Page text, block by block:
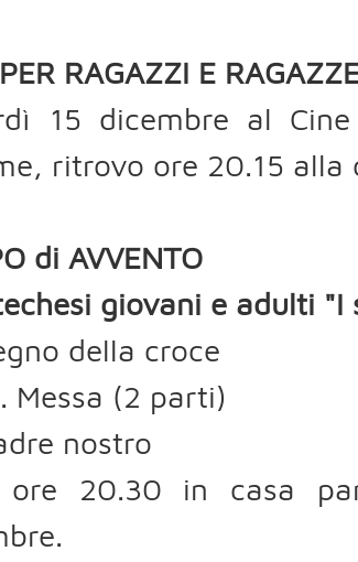
RAGAZZI E
15 dicembre al
ritrovo ore 20.15 alla
di AVVENTO
giovani e adulti
della croce
Messa (2 parti)
nostro
ore 20.30 in casa